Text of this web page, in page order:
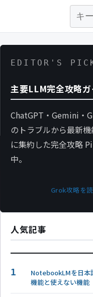
EDITOR'S
主要LLM完全攻略ガ
ChatGPT・Gemini・
のトラブルから最新
に集約した完全攻略
中。
Grok攻略を
人気記事
1
NotebookLMを日本
機能と使えない機能